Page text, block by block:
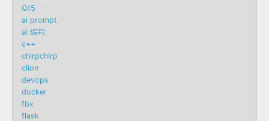
Qt5
ai prompt
ai 编程
c++
chirpchirp
clion
devops
docker
fbx
flask